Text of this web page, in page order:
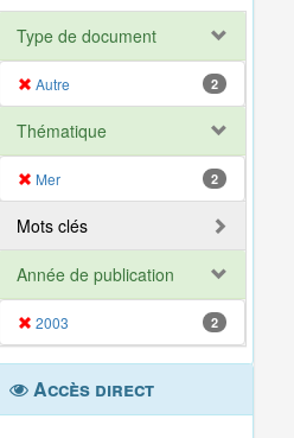
Type de document
Autre 2
Thématique
Mer 2
Mots clés
Année de publication
2003 2
Accès direct